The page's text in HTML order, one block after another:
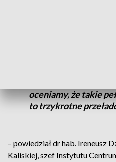
oceniamy, że takie
to trzykrotne
– powiedział dr hab. Ireneusz
Kaliskiej, szef Instytutu